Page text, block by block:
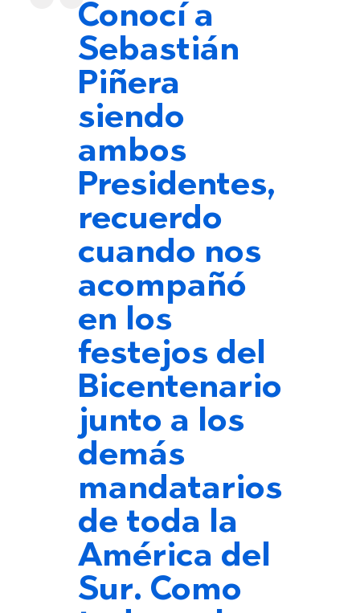
Conocí a
Sebastián
Piñera
siendo
ambos
Presidentes,
recuerdo
cuando nos
acompañó
en los
festejos del
Bicentenario
junto a los
demás
mandatarios
de toda la
América del
Sur. Como